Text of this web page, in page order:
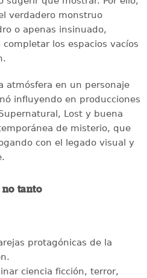
verdadero monstruo
o apenas insinuado,
los espacios vacíos
atmósfera en un personaje
influyendo en producciones
Lost y buena
de misterio, que
con el legado visual y
no tanto
protagónicas de la
ciencia ficción, terror,